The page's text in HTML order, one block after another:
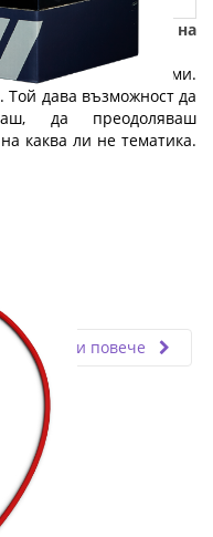
- За сърцето на
за малки и големи.
дава възможност да
да преодоляваш
каква ли не тематика.
Прочети повече